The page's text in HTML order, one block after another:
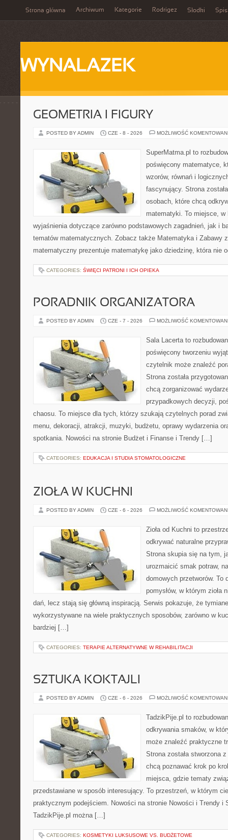
Strona główna Archiwum Kategorie Rodrigez Słodki Spis
WYNALAZEK
GEOMETRIA I FIGURY
POSTED BY ADMIN CZE - 8 - 2026 MOŻLIWOŚĆ
SuperMatma.pl to
poświęcony matematyce,
wzorów, równań i
fascynujący. Strona
osobach, które chcą
matematyki. To miejsce,
wyjaśnienia dotyczące zarówno podstawowych zagadnień, jak i
tematów matematycznych. Zobacz także Matematyka i Zabawy
matematyczny prezentuje matematykę jako dziedzinę, która nie
CATEGORIES: ŚWIĘCI PATRONI I ICH OPIEKA
PORADNIK ORGANIZATORA
POSTED BY ADMIN CZE - 7 - 2026 MOŻLIWOŚĆ
Sala Lacerta to
poświęcony tworzeniu
czytelnik może znaleźć
Strona została
chcą zorganizować
przypadkowych decyzji,
chaosu. To miejsce dla tych, którzy szukają czytelnych porad
menu, dekoracji, atrakcji, muzyki, budżetu, oprawy wydarzenia
spotkania. Nowości na stronie Budżet i Finanse i Trendy […]
CATEGORIES: EDUKACJA I STUDIA STOMATOLOGICZNE
ZIOŁA W KUCHNI
POSTED BY ADMIN CZE - 6 - 2026 MOŻLIWOŚĆ
Zioła od Kuchni to
odkrywać naturalne
Strona skupia się na tym,
urozmaicić smak potraw,
domowych przetworów. To
pomysłów, w którym zioła
dań, lecz stają się główną inspiracją. Serwis pokazuje, że
wykorzystywane na wiele praktycznych sposobów, zarówno w
bardziej […]
CATEGORIES: TERAPIE ALTERNATYWNE W REHABILITACJI
SZTUKA KOKTAJLI
POSTED BY ADMIN CZE - 6 - 2026 MOŻLIWOŚĆ
TadzikPije.pl to
odkrywania smaków, w
może znaleźć praktyczne
Strona została stworzona
chcą poznawać krok po
miejsca, gdzie tematy
przedstawiane w sposób interesujący. To przestrzeń, w którym
praktycznym podejściem. Nowości na stronie Nowości i Trendy i
TadzikPije.pl można […]
CATEGORIES: KOSMETYKI LUKSUSOWE VS. BUDŻETOWE